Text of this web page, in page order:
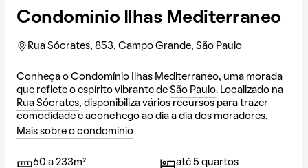
Condomínio Ilhas Mediterraneo
Rua Sócrates, 853, Campo Grande, São Paulo
Conheça o Condomínio Ilhas Mediterraneo, uma morada
que reflete o espírito vibrante de São Paulo. Localizado na
Rua Sócrates, disponibiliza vários recursos para trazer
comodidade e aconchego ao dia a dia dos moradores.
Mais sobre o condomínio
60 a 233m² até 5 quartos